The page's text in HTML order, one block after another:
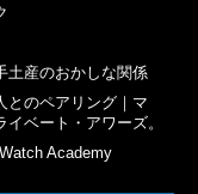
土産のおかしな関係
とのペアリング｜マ
イベート・アワーズ。
Academy